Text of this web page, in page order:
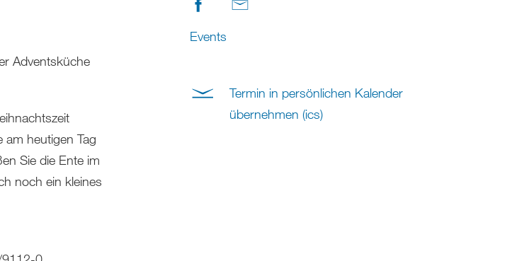
Adventsküche
heutigen Tag
Sie die Ente im
noch ein kleines
Events
Termin in persönlichen Kalender
übernehmen (ics)